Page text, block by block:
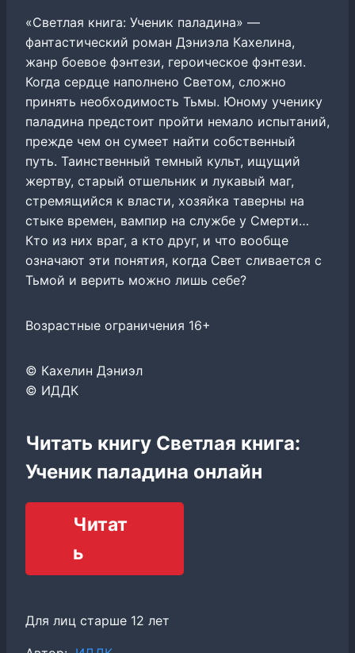
«Светлая книга: Ученик паладина» —
фантастический роман Дэниэла Кахелина,
жанр боевое фэнтези, героическое фэнтези.
Когда сердце наполнено Светом, сложно
принять необходимость Тьмы. Юному ученику
паладина предстоит пройти немало испытаний,
прежде чем он сумеет найти собственный
путь. Таинственный темный культ, ищущий
жертву, старый отшельник и лукавый маг,
стремящийся к власти, хозяйка таверны на
стыке времен, вампир на службе у Смерти…
Кто из них враг, а кто друг, и что вообще
означают эти понятия, когда Свет сливается с
Тьмой и верить можно лишь себе?
Возрастные ограничения 16+
© Кахелин Дэниэл
© ИДДК
Читать книгу Светлая книга:
Ученик паладина онлайн
Читат
ь
Для лиц старше 12 лет